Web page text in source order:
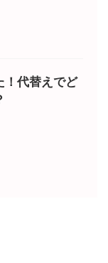
！代替えでど